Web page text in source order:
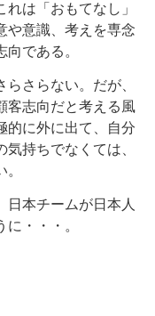
は「おもてなし」
や意識、考えを専念
である。
さらない。だが、
客志向だと考える風
的に外に出て、自分
持ちでなくては、
本チームが日本人
・・・。